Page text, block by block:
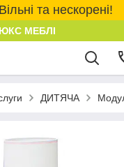
Вільні та нескорені!
МЕБЛІ
ДИТЯЧА